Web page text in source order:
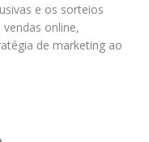
e os sorteios
online,
de marketing ao